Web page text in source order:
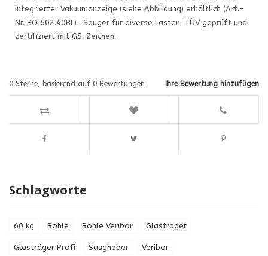
integrierter Vakuumanzeige (siehe Abbildung) erhältlich (Art.-
Nr. BO 602.40BL) · Sauger für diverse Lasten. TÜV geprüft und
zertifiziert mit GS-Zeichen.
Ihre Bewertung hinzufügen
0 Sterne, basierend auf 0 Bewertungen
Schlagworte
60 kg Bohle Bohle Veribor Glasträger
Glasträger Profi Saugheber Veribor